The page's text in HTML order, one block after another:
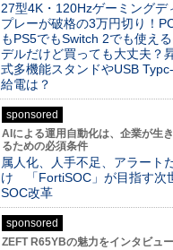
27型4K・120Hzゲーミングデ
プレーが破格の3万円切り！
もPS5でもSwitch 2でも使え
デルだけど買っても大丈夫？
式多機能スタンドやUSB
給電は？
sponsored
AIによる運用自動化は、企業が生
るための必須条件
属人化、人手不足、アラート
け 「FortiSOC」が目指す次
SOC改革
sponsored
ZEFT R65YBの魅力をインタビュー